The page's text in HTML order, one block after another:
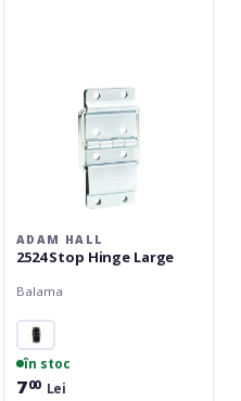
ADAM HALL
2524 Stop Hinge Large
Balama
în stoc
700 Lei